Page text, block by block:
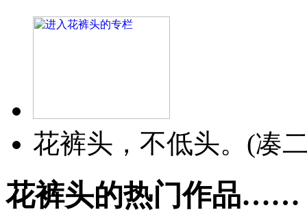
花裤头，不低头。(凑
花裤头的热门作品……